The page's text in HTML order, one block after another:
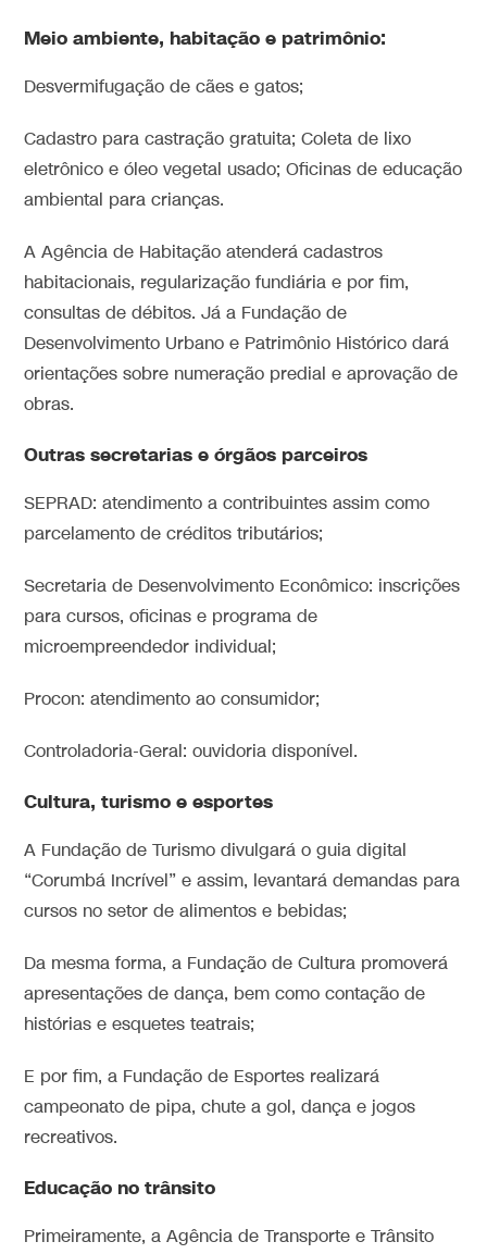
Meio ambiente, habitação e patrimônio:
Desvermifugação de cães e gatos;
Cadastro para castração gratuita; Coleta de lixo
eletrônico e óleo vegetal usado; Oficinas de educação
ambiental para crianças.
A Agência de Habitação atenderá cadastros
habitacionais, regularização fundiária e por fim,
consultas de débitos. Já a Fundação de
Desenvolvimento Urbano e Patrimônio Histórico dará
orientações sobre numeração predial e aprovação de
obras.
Outras secretarias e órgãos parceiros
SEPRAD: atendimento a contribuintes assim como
parcelamento de créditos tributários;
Secretaria de Desenvolvimento Econômico: inscrições
para cursos, oficinas e programa de
microempreendedor individual;
Procon: atendimento ao consumidor;
Controladoria-Geral: ouvidoria disponível.
Cultura, turismo e esportes
A Fundação de Turismo divulgará o guia digital
“Corumbá Incrível” e assim, levantará demandas para
cursos no setor de alimentos e bebidas;
Da mesma forma, a Fundação de Cultura promoverá
apresentações de dança, bem como contação de
histórias e esquetes teatrais;
E por fim, a Fundação de Esportes realizará
campeonato de pipa, chute a gol, dança e jogos
recreativos.
Educação no trânsito
Primeiramente, a Agência de Transporte e Trânsito